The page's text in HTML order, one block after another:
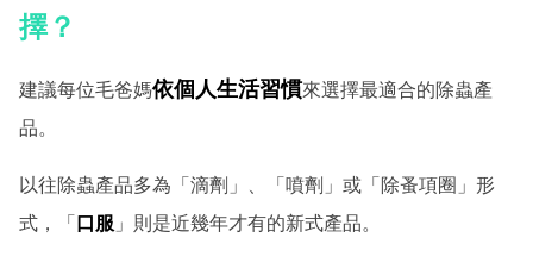
擇？
建議每位毛爸媽依個人生活習慣來選擇最適合的除蟲產
品。
以往除蟲產品多為「滴劑」、「噴劑」或「除蚤項圈」形
式，「 口服 」則是近幾年才有的新式產品。